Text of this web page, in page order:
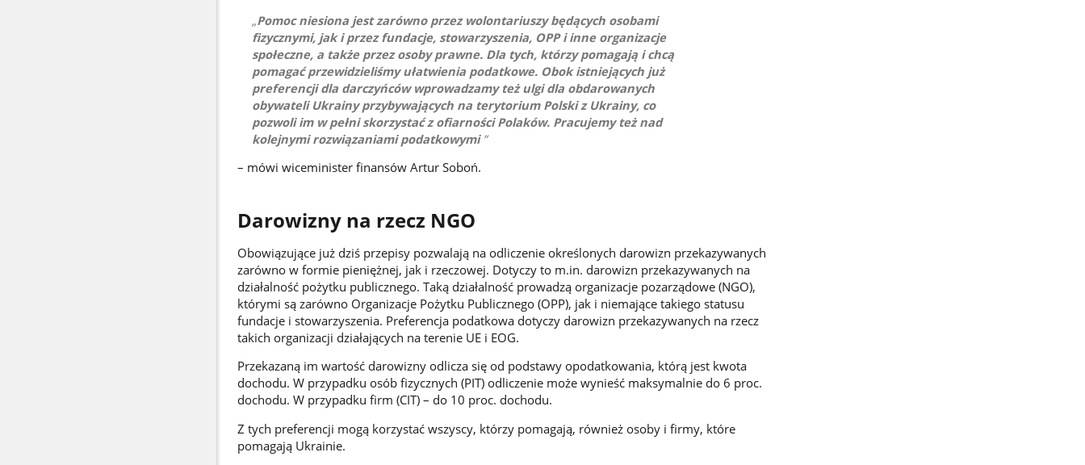
Pomoc niesiona jest zarówno przez wolontariuszy będących osobami
fizycznymi, jak i przez fundacje, stowarzyszenia, OPP i inne organizacje
społeczne, a także przez osoby prawne. Dla tych, którzy pomagają i chcą
pomagać przewidzieliśmy ułatwienia podatkowe. Obok istniejących już
preferencji dla darczyńców wprowadzamy też ulgi dla obdarowanych
obywateli Ukrainy przybywających na terytorium Polski z Ukrainy, co
pozwoli im w pełni skorzystać z ofiarności Polaków. Pracujemy też nad
kolejnymi rozwiązaniami podatkowymi
– mówi wiceminister finansów Artur Soboń.
Darowizny na rzecz NGO
Obowiązujące już dziś przepisy pozwalają na odliczenie określonych darowizn przekazywanych
zarówno w formie pieniężnej, jak i rzeczowej. Dotyczy to m.in. darowizn przekazywanych na
działalność pożytku publicznego. Taką działalność prowadzą organizacje pozarządowe (NGO),
którymi są zarówno Organizacje Pożytku Publicznego (OPP), jak i niemające takiego statusu
fundacje i stowarzyszenia. Preferencja podatkowa dotyczy darowizn przekazywanych na rzecz
takich organizacji działających na terenie UE i EOG.
Przekazaną im wartość darowizny odlicza się od podstawy opodatkowania, którą jest kwota
dochodu. W przypadku osób fizycznych (PIT) odliczenie może wynieść maksymalnie do 6 proc.
dochodu. W przypadku firm (CIT) – do 10 proc. dochodu.
Z tych preferencji mogą korzystać wszyscy, którzy pomagają, również osoby i firmy, które
pomagają Ukrainie.